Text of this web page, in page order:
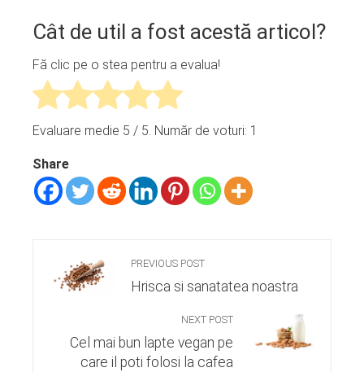
Cât de util a fost acestă articol?
Fă clic pe o stea pentru a evalua!
Evaluare medie 5 / 5. Număr de voturi: 1
Share
PREVIOUS POST
Hrisca si sanatatea noastra
NEXT POST
Cel mai bun lapte vegan pe
care il poti folosi la cafea